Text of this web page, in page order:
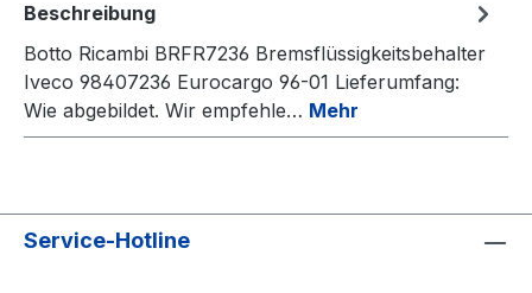
Beschreibung
Botto Ricambi BRFR7236 Bremsflüssigkeitsbehalter
Iveco 98407236 Eurocargo 96-01 Lieferumfang:
Wie abgebildet. Wir empfehle… Mehr
Service-Hotline